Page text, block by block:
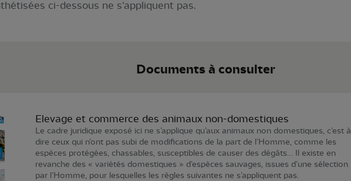
ci-dessous ne s'appliquent pas.
Documents à consulter
Elevage et commerce des animaux non-domestiques
Le cadre juridique exposé ici ne s’applique qu’aux animaux non domestiques, c’est à
dire ceux qui n’ont pas subi de modifications de la part de l’Homme, comme les
espèces protégées, chassables, susceptibles de causer des dégâts… Il existe en
revanche des « variétés domestiques » d’espèces sauvages, issues d’une sélection
par l’Homme, pour lesquelles les règles suivantes ne s’appliquent pas.